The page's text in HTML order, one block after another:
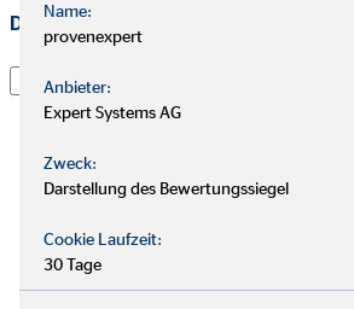
Datenschutz
darin ein, dass die OVB
mir übermittelten Informationen
dazu verwendet werden, um mit
Online-Bewerbung in Verbindung
Dies gilt insbesondere für die
Adresse und der Telefonnummer
Name:
provenexpert
Anbieter:
Expert Systems AG
Zweck:
Darstellung des Bewertungssiegel
Cookie Laufzeit:
30 Tage